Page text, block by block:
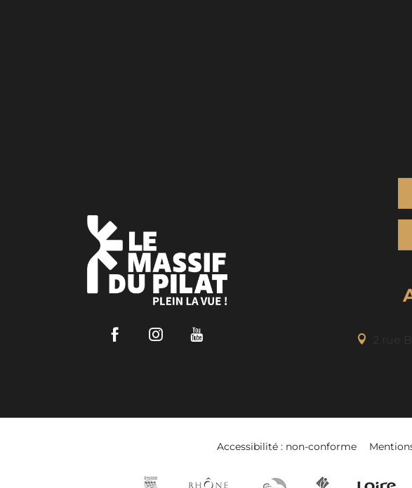
FacebookInstagram
Accessibilité : non-conforme